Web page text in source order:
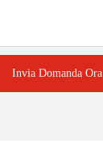
Invia Domanda Ora